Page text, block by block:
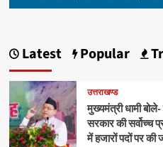
Latest Popular
उत्तराखण्ड
मुख्यमंत्री धामी
सरकार की सर्वोच्च
में हजारों पदों पर की